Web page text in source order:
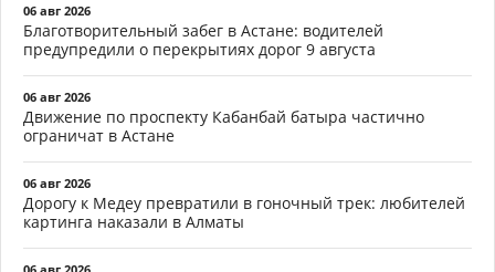
06 авг 2026
Благотворительный забег в Астане: водителей
предупредили о перекрытиях дорог 9 августа
06 авг 2026
Движение по проспекту Кабанбай батыра частично
ограничат в Астане
06 авг 2026
Дорогу к Медеу превратили в гоночный трек: любителей
картинга наказали в Алматы